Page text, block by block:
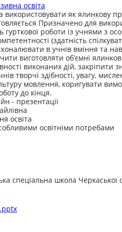
освіта
використовувати як ялинкову
Призначено для
роботи із учнями з
(здатність
в учнів вміння та
виготовляти об’ємні
виконаних дій, закріпити
творчі здібності, увагу,
мовлення, коригувати
до кінця.
- презентації
освіта
освітніми потребами
спеціальна школа Черкаської